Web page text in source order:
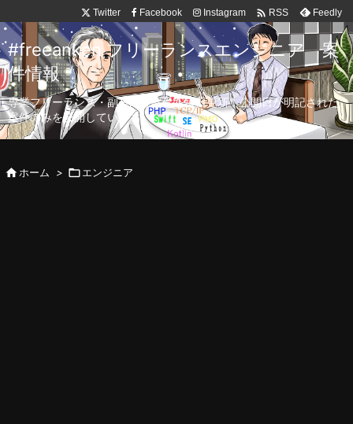
Twitter Facebook Instagram  RSS Feedly
#freeanken フリーランスエンジニア 案
件情報
専業フリーランス・副業向け案件を毎日更新！公開日が明記された
案件のみを公開しています。
ホーム > エンジニア